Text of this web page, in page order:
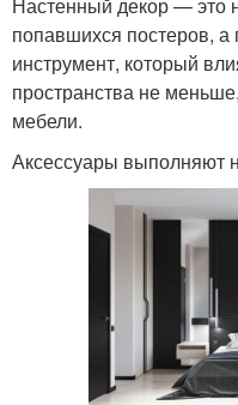
Настенный декор — это
попавшихся постеров,
инструмент, который
пространства не
мебели.
Аксессуары выполняют